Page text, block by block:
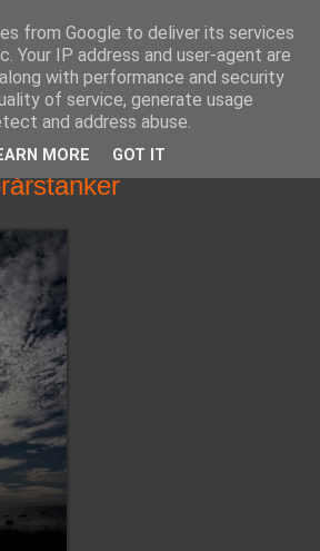
og rav i (en skøn?) tre-enighed
from Google to deliver its services
Your IP address and user-agent are
with performance and security
of service, generate usage
and address abuse.
MORE GOT IT